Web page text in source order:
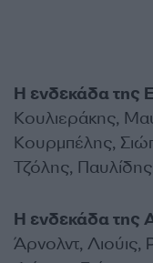
Η ενδεκάδα της
Κουλιεράκης,
Κουρμπέλης,
Τζόλης,
Η ενδεκάδα της
Άρνολντ, Λιούις,